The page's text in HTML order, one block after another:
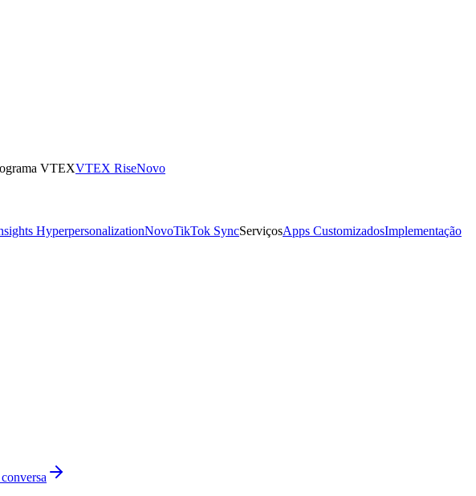
VTEXVTEX RiseNovo
HyperpersonalizationNovoTikTok SyncServiçosApps CustomizadosImplementação